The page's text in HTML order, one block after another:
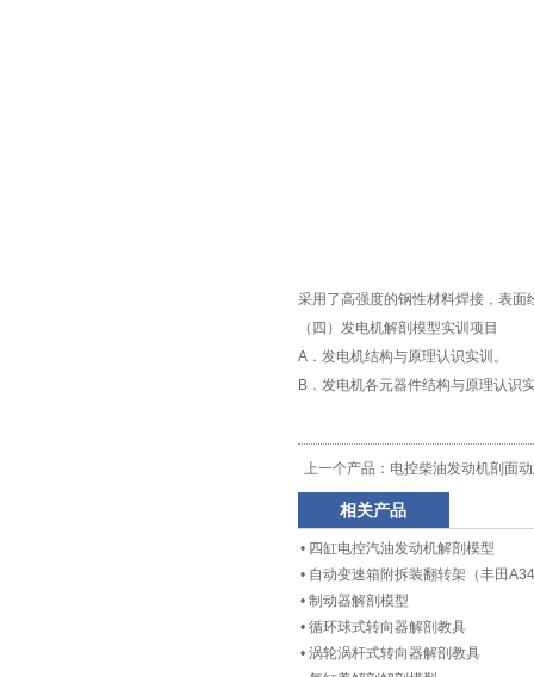
采用了高强度的钢性材料焊接，表面
（四）发电机解剖模型实训项目
A．发电机结构与原理认识实训。
B．发电机各元器件结构与原理认识
上一个产品： 电控柴油发动机剖面
相关产品
• 四缸电控汽油发动机解剖模型
• 自动变速箱附拆装翻转架（丰田
• 制动器解剖模型
• 循环球式转向器解剖教具
• 涡轮涡杆式转向器解剖教具